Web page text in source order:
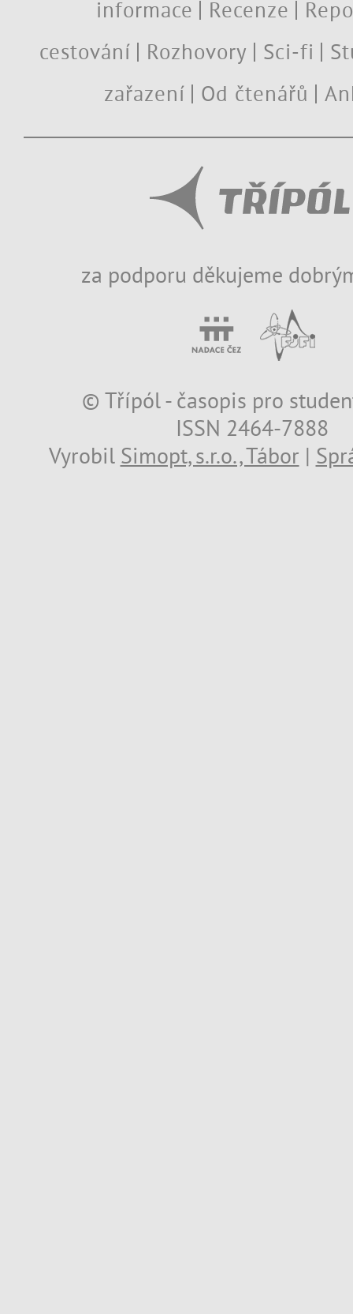
informace Recenze
cestování
Rozhovory Sci-fi
zařazení
Od čtenářů
za podporu děkujeme
© Třípól - časopis pro
ISSN 2464-7888
Vyrobil Simopt, s.r.o., Tábor |